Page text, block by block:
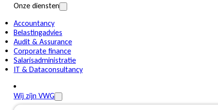
Onze diensten
Accountancy
Belastingadvies
Audit & Assurance
Corporate finance
Salarisadministratie
IT & Dataconsultancy
Wij zijn VWG